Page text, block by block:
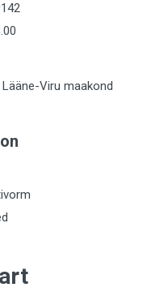
Lääne-Viru maakond